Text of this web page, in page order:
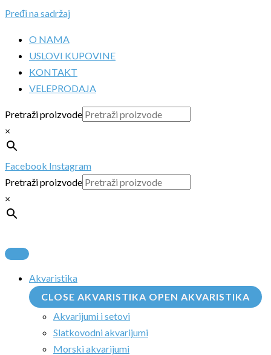
Pređi na sadržaj
O NAMA
USLOVI KUPOVINE
KONTAKT
VELEPRODAJA
Pretraži proizvode
×
Facebook Instagram
Pretraži proizvode
×
Akvaristika
CLOSE AKVARISTIKA OPEN AKVARISTIKA
Akvarijumi i setovi
Slatkovodni akvarijumi
Morski akvarijumi